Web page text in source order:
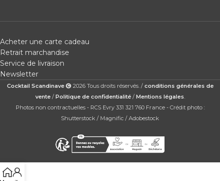
Acheter une carte cadeau
Retrait marchandise
Service de livraison
Newsletter
Cocktail Scandinave 2026 Tous droits réservés. / conditions générales de
vente/ Politique de confidentialité/ Mentions légales
Photos non contractuelles - RCS Evry 331 321 760 France - Crédit photo :
Shutterstock / Magnific / Adobestock